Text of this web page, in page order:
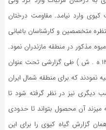
وارد نیامد. مقاومت درختان
متخصصین و کارشناسان باغبانی
مذکور در منطقه مازندران نمود.
کارشناسان FAO نیز درسال ۱۹۷۷ ( ۱۳۵۶ ه . ش ) طی گزارشی تحت عنوان
نمودند که برای منطقه شمال ایران
دیگری نیز در نظر گرفته شود تا
آن محصول بتواند تا حدودی
گزارش گیاه کیوی را برای این